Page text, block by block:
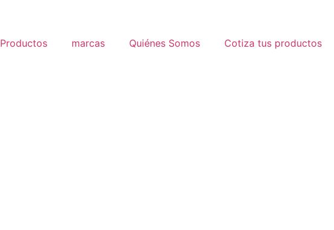
Productos marcas Quiénes Somos Cotiza tus productos